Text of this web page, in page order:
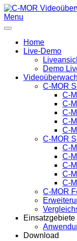
Menu
Home
Live-Demo
Demo
C-MOR
C-
C-
C-
C-
C-
C-MOR
C-
C-
C-
C-
C-
C-MOR
Einsatzgebiete
Download